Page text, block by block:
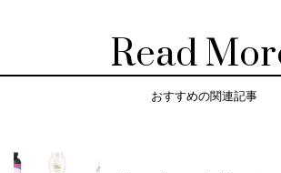
Read
おすすめの関連記事